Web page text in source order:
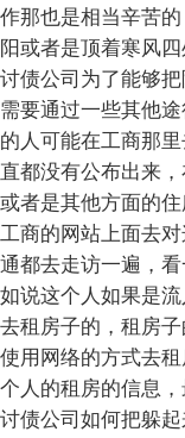
作那也是相当辛苦
阳或者是顶着寒风四
讨债公司为了能够
需要通过一些其他
的人可能在工商那
直都没有公布出来
或者是其他方面的
工商的网站上面去
通都去走访一遍，
如说这个人如果是
去租房子的，租房
使用网络的方式去
个人的租房的信息，
讨债公司如何把躲